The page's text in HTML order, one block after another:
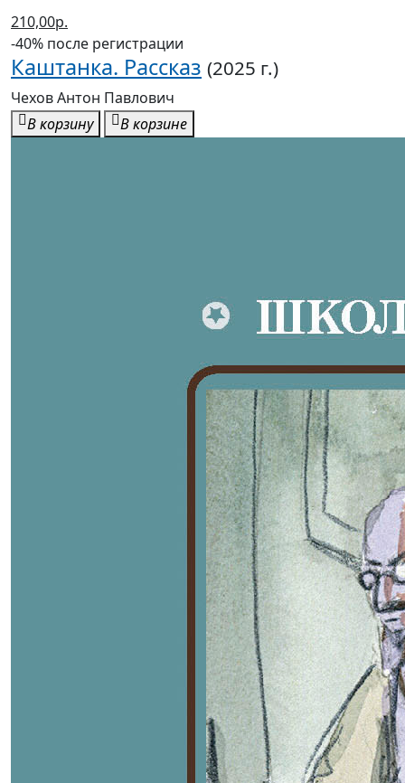
210,00р.
-40% после регистрации
Каштанка. Рассказ (2025 г.)
Чехов Антон Павлович
В корзину
В корзине